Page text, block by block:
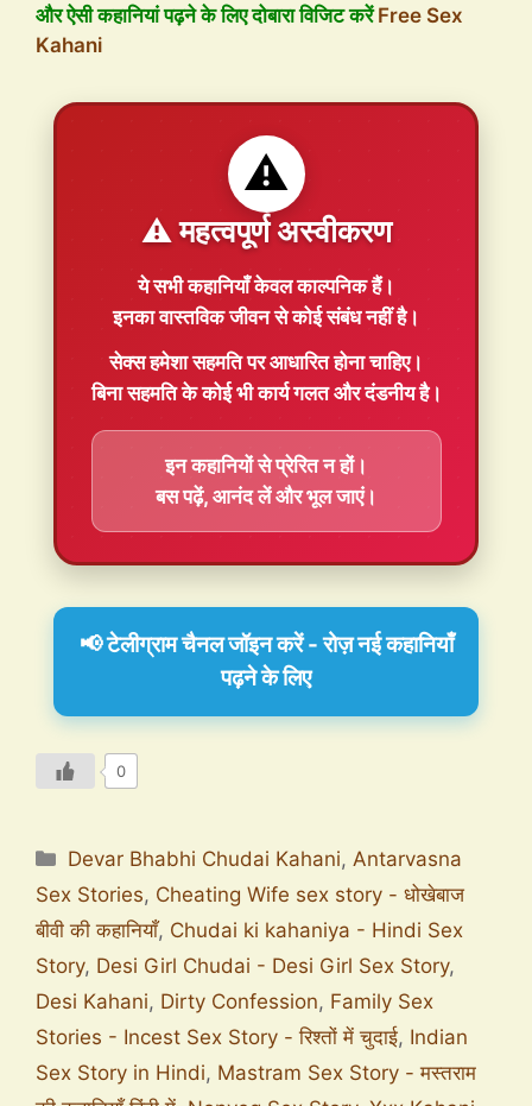
और ऐसी कहानियां पढ़ने के लिए दोबारा विजिट करेंFree Sex
Kahani
⚠️
⚠️ महत्वपूर्ण अस्वीकरण
ये सभी कहानियाँकेवल काल्पनिकहैं।
इनका वास्तविक जीवन से कोई संबंध नहीं है।
सेक्स हमेशासहमतिपर आधारित होना चाहिए।
बिना सहमति के कोई भी कार्य गलत और दंडनीय है।
इन कहानियों से प्रेरित न हों।
बस पढ़ें, आनंद लें और भूल जाएं।
📢 टेलीग्राम चैनल जॉइन करें - रोज़ नई कहानियाँ
पढ़ने के लिए
0
Devar Bhabhi Chudai Kahani,Antarvasna
Sex Stories, Cheating Wife sex story - धोखेबाज
बीवी की कहानियाँ, Chudai ki kahaniya - Hindi Sex
Story, Desi Girl Chudai - Desi Girl Sex Story,
Desi Kahani, Dirty Confession, Family Sex
Stories - Incest Sex Story - रिश्तों में चुदाई, Indian
Sex Story in Hindi, Mastram Sex Story - मस्तराम